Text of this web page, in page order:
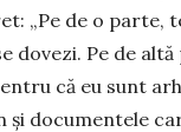
„Pe de o
dovezi. Pe de
că eu sunt
și documentele